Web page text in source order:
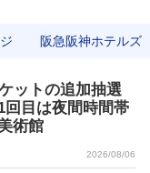
阪急阪神ホテルズ
ットの追加抽選
目は夜間時間帯
術館
2026/08/06